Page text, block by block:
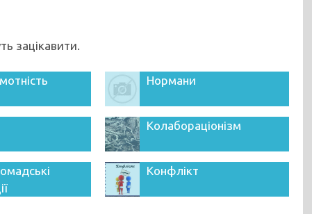
зацікавити.
Нормани
Колабораціонізм
Конфлікт